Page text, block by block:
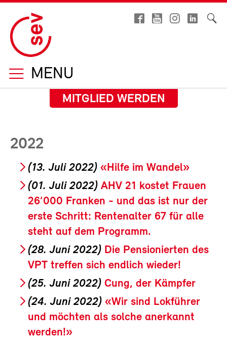
MENU
MITGLIED WERDEN
2022
(13. Juli 2022) «Hilfe im Wandel»
(01. Juli 2022) AHV 21 kostet Frauen
26’000 Franken - und das ist nur der
erste Schritt: Rentenalter 67 für alle
steht auf dem Programm.
(28. Juni 2022) Die Pensionierten des
VPT treffen sich endlich wieder!
(25. Juni 2022) Cung, der Kämpfer
(24. Juni 2022) «Wir sind Lokführer
und möchten als solche anerkannt
werden!»